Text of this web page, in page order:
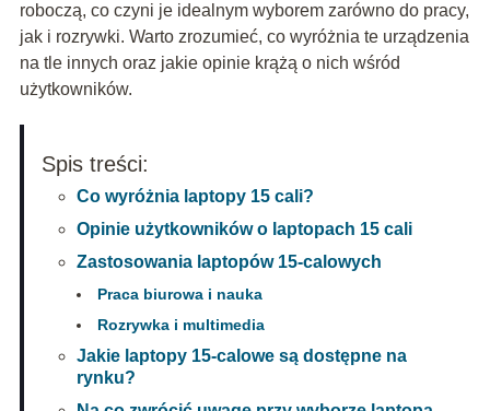
roboczą, co czyni je idealnym wyborem zarówno do pracy,
jak i rozrywki. Warto zrozumieć, co wyróżnia te urządzenia
na tle innych oraz jakie opinie krążą o nich wśród
użytkowników.
Spis treści:
Co wyróżnia laptopy 15 cali?
Opinie użytkowników o laptopach 15 cali
Zastosowania laptopów 15-calowych
Praca biurowa i nauka
Rozrywka i multimedia
Jakie laptopy 15-calowe są dostępne na
rynku?